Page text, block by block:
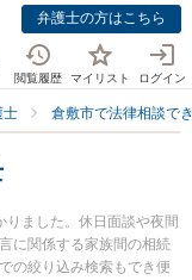
弁護士の方はこちら
閲覧履歴 マイリスト ログイン
士 倉敷市で法律相談で
ました。休日面談や夜間
に関係する家族間の相続
の絞り込み検索もでき便